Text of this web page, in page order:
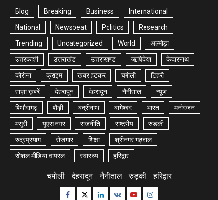
Blog Breaking Business International
National Newsbeat Politics Research
Trending Uncategorized World अल्मोड़ा
उत्तरकाशी उत्तराखंड उत्तराखण्ड ऋषिकेश केदारनाथ
कोरोना क्राइम खबर हटकर चमोली टिहरी
ताज़ा ख़बरें देहरादून देहरादून नैनीताल न्यूज़
पिथौरागढ़ पौड़ी बद्रीनाथ बागेश्वर भारत मनोरंजन
मसूरी यूएस नगर राजनीति राष्ट्रीय रुड़की
रुद्रप्रयाग रोजगार शिक्षा श्रीनगर गढ़वाल
सोशल मीडिया वायरल स्वास्थ्य हरिद्वार
चमोली देहरादून नैनीताल रुड़की हरिद्वार
Facebook
TwitterLinkedin
VK YoutubeInstagram